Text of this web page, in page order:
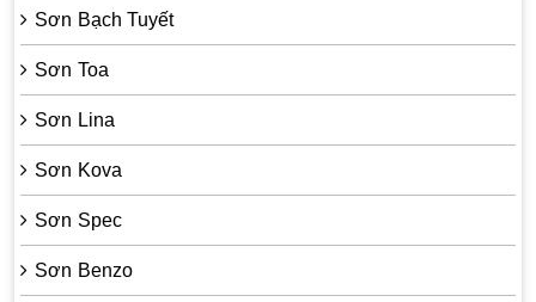
Sơn Bạch Tuyết
Sơn Toa
Sơn Lina
Sơn Kova
Sơn Spec
Sơn Benzo